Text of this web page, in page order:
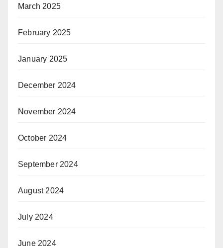
March 2025
February 2025
January 2025
December 2024
November 2024
October 2024
September 2024
August 2024
July 2024
June 2024